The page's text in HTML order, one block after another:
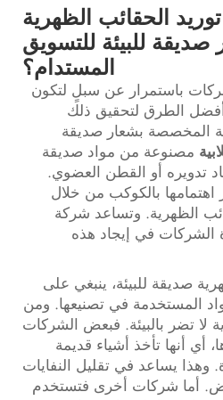
الحقائب الظهرية
للبيئة للتسويق
المستدام؟
باستمرار عن سبلٍ لتكون
الطرق لتحقيق ذلك
المخصصة بشعار صديقة
مصنوعة من مواد صديقة
تدويره أو القطن العضوي.
بالكوكب من خلال
الظهرية. وتساعد شركة
الشركات في إيجاد هذه
صديقة للبيئة، ينبغي على
المستخدمة في تصنيعها. ومن
لا تضر بالبيئة. فبعض الشركات
أي أنها تأخذ أشياء قديمة
وهذا يساعد في تقليل النفايات
أما شركات أخرى فتستخدم